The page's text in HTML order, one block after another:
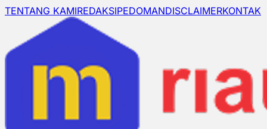
TENTANG KAMIREDAKSIPEDOMANDISCLAIMERKONTAK